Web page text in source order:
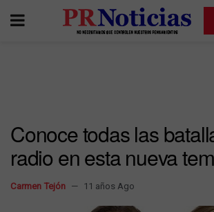
Conoce todas las
radio en esta nueva
Carmen Tejón 11 años Ago